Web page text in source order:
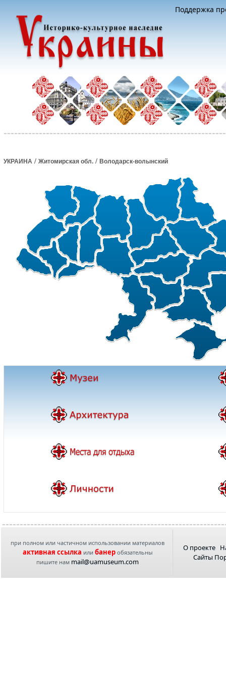
Поддержка
УКРАИНА / Житомирская обл. / Володарск-волынский
при полном или частичном использовании материалов
активная ссылка или банеробязательны
пишите нам mail@uamuseum.com
О проекте
Сайты